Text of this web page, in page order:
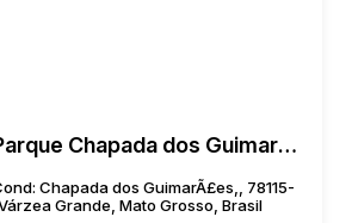
Condomínio Parque Chapada dos Guimarães
Chapada dos GuimarÃ£es,, 78115-
Grande, Mato Grosso, Brasil